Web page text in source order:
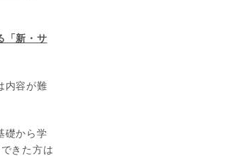
「新・サ
内容が難
礎から学
きた方は